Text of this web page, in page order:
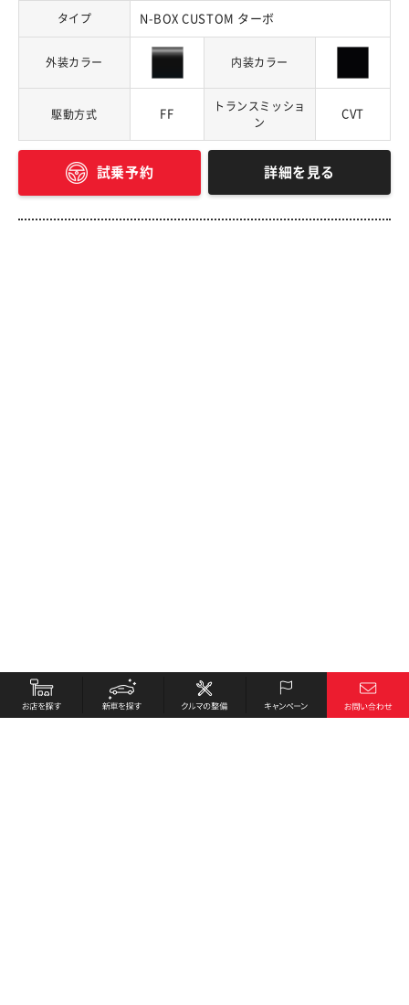
タイプ N-BOX CUSTOM ターボ
外装カラー 内装カラー
駆動方式 FF
トランスミッショ
ン
CVT
試乗予約 詳細を見る